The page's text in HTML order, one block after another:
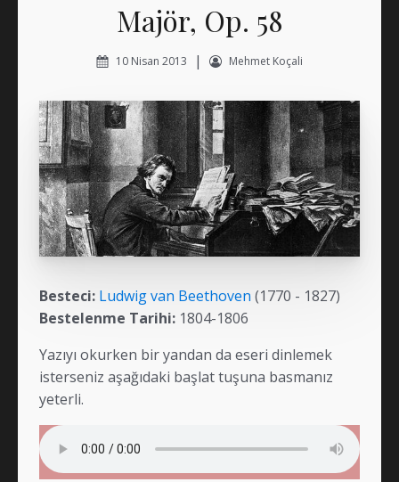
Majör, Op. 58
10 Nisan 2013 | Mehmet Koçali
Besteci: Ludwig van Beethoven (1770 - 1827)
Bestelenme Tarihi: 1804-1806
Yazıyı okurken bir yandan da eseri dinlemek
isterseniz aşağıdaki başlat tuşuna basmanız
yeterli.